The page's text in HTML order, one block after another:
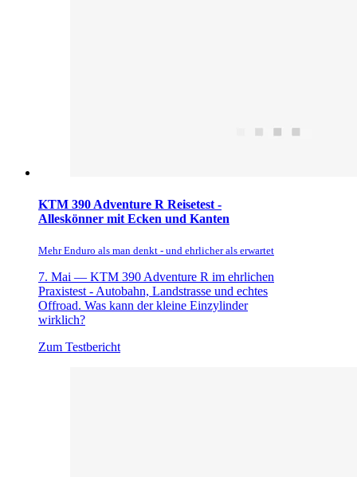
KTM 390 Adventure R Reisetest -
Alleskönner mit Ecken und Kanten
Mehr Enduro als man denkt - und ehrlicher als erwartet
7. Mai — KTM 390 Adventure R im ehrlichen
Praxistest - Autobahn, Landstrasse und echtes
Offroad. Was kann der kleine Einzylinder
wirklich?
Zum Testbericht